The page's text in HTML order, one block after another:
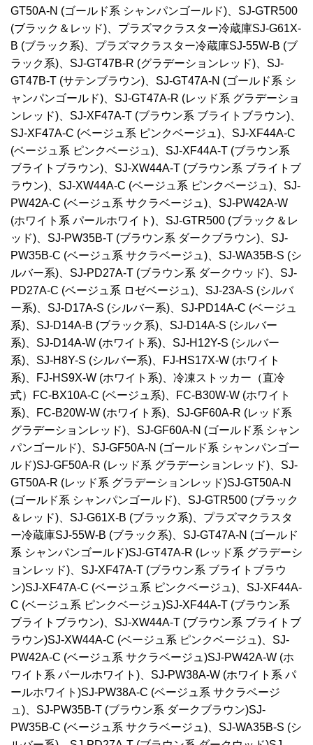
GT50A-N (ゴールド系 シャンパンゴールド)、SJ-GTR500
(ブラック＆レッド)、プラズマクラスター冷蔵庫SJ-G61X-
B (ブラック系)、プラズマクラスター冷蔵庫SJ-55W-B (ブ
ラック系)、SJ-GT47B-R (グラデーションレッド)、SJ-
GT47B-T (サテンブラウン)、SJ-GT47A-N (ゴールド系 シ
ャンパンゴールド)、SJ-GT47A-R (レッド系 グラデーショ
ンレッド)、SJ-XF47A-T (ブラウン系 ブライトブラウン)、
SJ-XF47A-C (ベージュ系 ピンクベージュ)、SJ-XF44A-C
(ベージュ系 ピンクベージュ)、SJ-XF44A-T (ブラウン系
ブライトブラウン)、SJ-XW44A-T (ブラウン系 ブライトブ
ラウン)、SJ-XW44A-C (ベージュ系 ピンクベージュ)、SJ-
PW42A-C (ベージュ系 サクラベージュ)、SJ-PW42A-W
(ホワイト系 パールホワイト)、SJ-GTR500 (ブラック＆レ
ッド)、SJ-PW35B-T (ブラウン系 ダークブラウン)、SJ-
PW35B-C (ベージュ系 サクラベージュ)、SJ-WA35B-S (シ
ルバー系)、SJ-PD27A-T (ブラウン系 ダークウッド)、SJ-
PD27A-C (ベージュ系 ロゼベージュ)、SJ-23A-S (シルバ
ー系)、SJ-D17A-S (シルバー系)、SJ-PD14A-C (ベージュ
系)、SJ-D14A-B (ブラック系)、SJ-D14A-S (シルバー
系)、SJ-D14A-W (ホワイト系)、SJ-H12Y-S (シルバー
系)、SJ-H8Y-S (シルバー系)、FJ-HS17X-W (ホワイト
系)、FJ-HS9X-W (ホワイト系)、冷凍ストッカー（直冷
式）FC-BX10A-C (ベージュ系)、FC-B30W-W (ホワイト
系)、FC-B20W-W (ホワイト系)、SJ-GF60A-R (レッド系
グラデーションレッド)、SJ-GF60A-N (ゴールド系 シャン
パンゴールド)、SJ-GF50A-N (ゴールド系 シャンパンゴー
ルド)SJ-GF50A-R (レッド系 グラデーションレッド)、SJ-
GT50A-R (レッド系 グラデーションレッド)SJ-GT50A-N
(ゴールド系 シャンパンゴールド)、SJ-GTR500 (ブラック
＆レッド)、SJ-G61X-B (ブラック系)、プラズマクラスタ
ー冷蔵庫SJ-55W-B (ブラック系)、SJ-GT47A-N (ゴールド
系 シャンパンゴールド)SJ-GT47A-R (レッド系 グラデーシ
ョンレッド)、SJ-XF47A-T (ブラウン系 ブライトブラウ
ン)SJ-XF47A-C (ベージュ系 ピンクベージュ)、SJ-XF44A-
C (ベージュ系 ピンクベージュ)SJ-XF44A-T (ブラウン系
ブライトブラウン)、SJ-XW44A-T (ブラウン系 ブライトブ
ラウン)SJ-XW44A-C (ベージュ系 ピンクベージュ)、SJ-
PW42A-C (ベージュ系 サクラベージュ)SJ-PW42A-W (ホ
ワイト系 パールホワイト)、SJ-PW38A-W (ホワイト系 パ
ールホワイト)SJ-PW38A-C (ベージュ系 サクラベージ
ュ)、SJ-PW35B-T (ブラウン系 ダークブラウン)SJ-
PW35B-C (ベージュ系 サクラベージュ)、SJ-WA35B-S (シ